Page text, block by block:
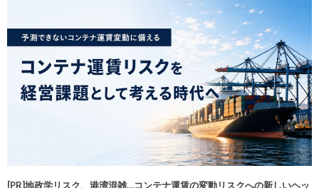
[PR]地政学リスク、港湾混雑…コンテナ運賃の変動リスクへの新しいヘッ